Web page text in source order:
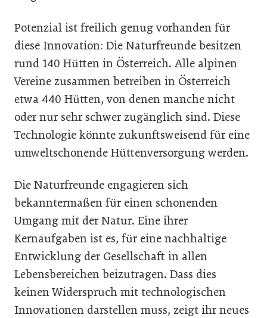
Potenzial ist freilich genug vorhanden für
diese Innovation: Die Naturfreunde besitzen
rund 140 Hütten in Österreich. Alle alpinen
Vereine zusammen betreiben in Österreich
etwa 440 Hütten, von denen manche nicht
oder nur sehr schwer zugänglich sind. Diese
Technologie könnte zukunftsweisend für eine
umweltschonende Hüttenversorgung werden.
Die Naturfreunde engagieren sich
bekanntermaßen für einen schonenden
Umgang mit der Natur. Eine ihrer
Kernaufgaben ist es, für eine nachhaltige
Entwicklung der Gesellschaft in allen
Lebensbereichen beizutragen. Dass dies
keinen Widerspruch mit technologischen
Innovationen darstellen muss, zeigt ihr neues